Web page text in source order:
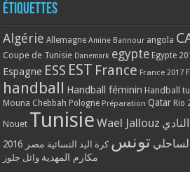
Étiquettes
Algérie Allemagne Amine Bannour angola
Coupe de Tunisie Danemark egypte Egypte
Espagne ESS EST France France 2017
handball Handball féminin Handball
Mouna Chebbah Pologne Préparation Qatar Rio
Nouet Tunisie Wael Jallouz النادي
تونس كرة اليد النسائية مصر 2016
مكارم المهدية وائل جلوز